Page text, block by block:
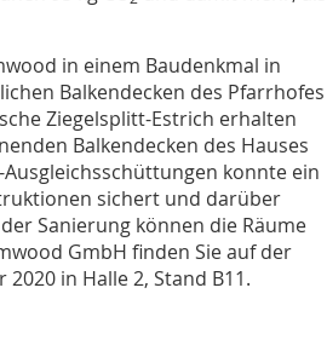
in einem Baudenkmal in
Balkendecken des Pfarrhofes
Ziegelsplitt-Estrich erhalten
Balkendecken des Hauses
konnte ein
sichert und darüber
Sanierung können die Räume
GmbH finden Sie auf der
in Halle 2, Stand B11.